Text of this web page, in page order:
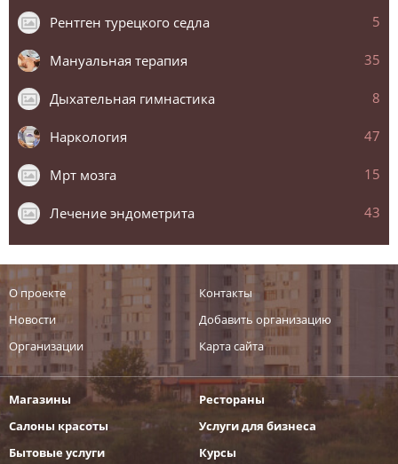
Рентген турецкого седла 5
Мануальная терапия 35
Дыхательная гимнастика 8
Наркология 47
Мрт мозга 15
Лечение эндометрита 43
О проекте
Новости
Организации
Контакты
Добавить организацию
Карта сайта
Магазины
Салоны красоты
Бытовые услуги
Рестораны
Услуги для бизнеса
Курсы